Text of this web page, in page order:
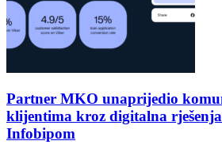
Partner MKO unaprijedio
klijentima kroz digitalna
Infobipom